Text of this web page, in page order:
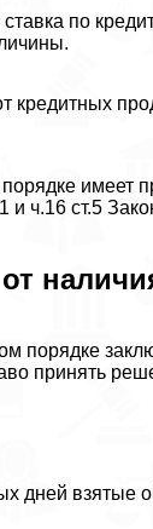
по
кредитных
имеет
и ч.16 ст.5
порядке
принять
дней взятые